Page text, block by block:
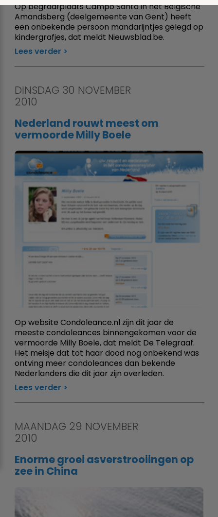
Op begraafplaats Campo Santo in het Belgische
Amandsberg (deelgemeente van Gent) heeft
een onbekende persoon mandarijntjes gelegd op
kindergrafjes, dat meldt Nieuwsblad.be.
Lees verder
DINSDAG 30 NOVEMBER
2010
Nederland rouwt meest om
vermoorde Milly Boele
Op website Condoleance.nl zijn dit jaar de
meeste condoleances binnengekomen voor de
vermoorde Milly Boele, dat meldt De Telegraaf.
Het meisje dat tot haar dood nog onbekend was
ontving meer condoleances dan bekende
Nederlanders die dit jaar zijn overleden.
Lees verder
MAANDAG 29 NOVEMBER
2010
Enorme groei asverstrooiingen op
zee in China